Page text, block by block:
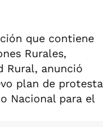
que contiene
Rurales,
Rural, anunció
plan de protesta
Nacional para el